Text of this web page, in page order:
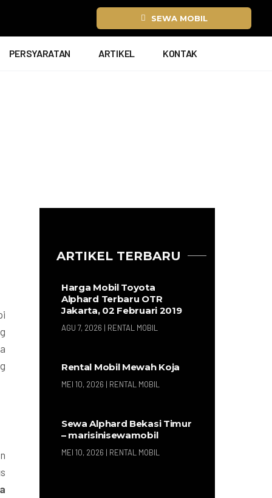
SEWA MOBIL
PERSYARATAN ARTIKEL KONTAK
ARTIKEL TERBARU
Harga Mobil Toyota
Alphard Terbaru OTR
Jakarta, 02 Februari 2019
AGU 7, 2026 | RENTAL MOBIL
Rental Mobil Mewah Koja
MEI 10, 2026 | RENTAL MOBIL
Sewa Alphard Bekasi Timur
– marisinisewamobil
MEI 10, 2026 | RENTAL MOBIL